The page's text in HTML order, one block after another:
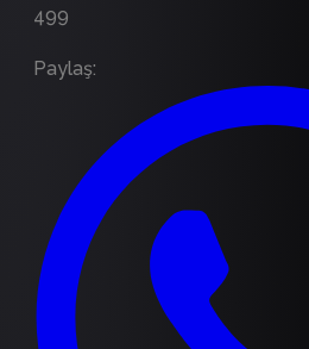
499
Paylaş: